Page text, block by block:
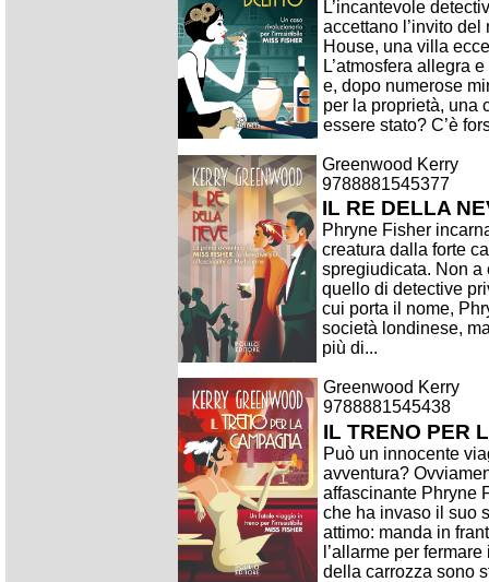
L’incantevole
accettano l’invito
House, una villa
L’atmosfera allegra
e, dopo numerose
per la proprietà, una
essere stato? C’è
Greenwood Kerry
9788881545377
IL RE DELLA
Phryne Fisher
creatura dalla forte
spregiudicata. Non a
quello di detective
cui porta il nome,
società londinese,
più di...
Greenwood Kerry
9788881545438
IL TRENO PER
Può un innocente
avventura?
affascinante Phryne
che ha invaso il suo
attimo: manda in
l’allarme per
della carrozza sono